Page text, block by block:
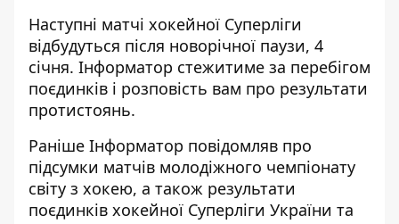
Наступні матчі хокейної Суперліги
відбудуться після новорічної паузи, 4
січня. Інформатор стежитиме за перебігом
поєдинків і розповість вам про результати
протистоянь.
Раніше Інформатор повідомляв про
підсумки матчів молодіжного чемпіонату
світу з хокею, а також результати
поєдинків хокейної Суперліги України та